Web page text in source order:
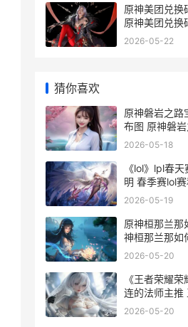
原神美团兑换
原神美团兑换
2026-05-22
猜你喜欢
原神磐岩之路
布图 原神磐
个宝箱
2026-05-18
《lol》lpl春
明 春季赛lol
2026-05-19
原神桓那兰那
神桓那兰那如
2026-05-20
《王者荣耀
连的法师主推
耀之章命运篇
2026-05-20